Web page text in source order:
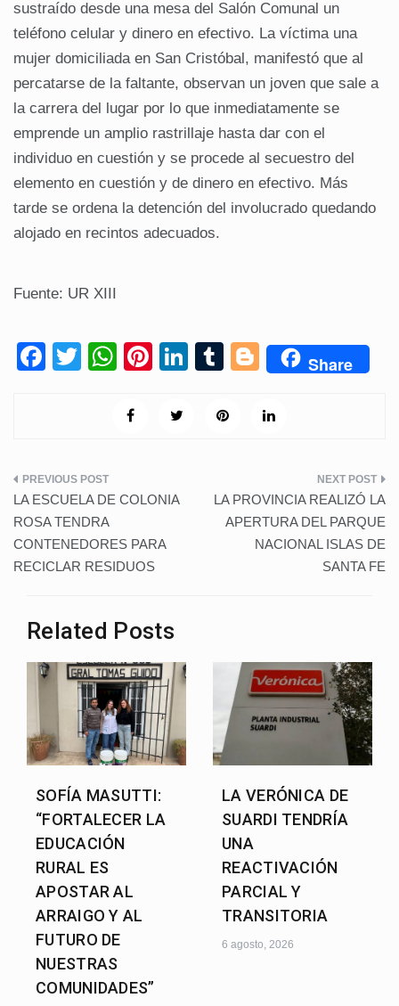
sustraído desde una mesa del Salón Comunal un
teléfono celular y dinero en efectivo. La víctima una
mujer domiciliada en San Cristóbal, manifestó que al
percatarse de la faltante, observan un joven que sale a
la carrera del lugar por lo que inmediatamente se
emprende un amplio rastrillaje hasta dar con el
individuo en cuestión y se procede al secuestro del
elemento en cuestión y de dinero en efectivo. Más
tarde se ordena la detención del involucrado quedando
alojado en recintos adecuados.
Fuente: UR XIII
F
b
o
o
k
T
W
at
p
Pi
er
Li
T
m
Bl
g
Share
Navegación
de
entradas
LA ESCUELA DE COLONIA
ROSA TENDRA
CONTENEDORES PARA
RECICLAR RESIDUOS
LA PROVINCIA REALIZÓ LA
APERTURA DEL PARQUE
NACIONAL ISLAS DE
SANTA FE
Related Posts
SOFÍA MASUTTI:
“FORTALECER LA
EDUCACIÓN
RURAL ES
APOSTAR AL
ARRAIGO Y AL
FUTURO DE
NUESTRAS
COMUNIDADES”
LA VERÓNICA DE
SUARDI TENDRÍA
UNA
REACTIVACIÓN
PARCIAL Y
TRANSITORIA
6 agosto, 2026